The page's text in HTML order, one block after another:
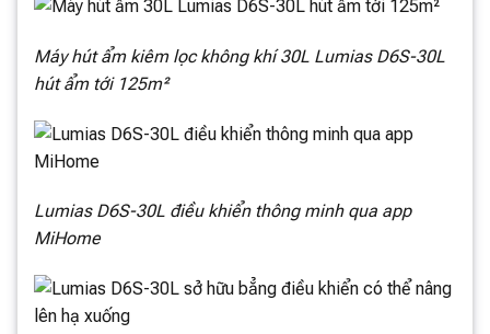
Máy hút ẩm kiêm lọc không khí 30L Lumias D6S-30L
hút ẩm tới 125m²
Lumias D6S-30L điều khiển thông minh qua app
MiHome